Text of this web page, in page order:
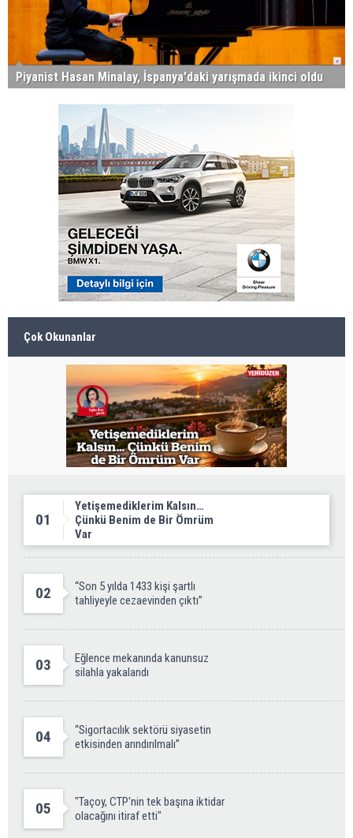
Piyanist Hasan Minalay, İspanya'daki yarışmada ikinci oldu
Çok Okunanlar
01
Yetişemediklerim Kalsın…
Çünkü Benim de Bir Ömrüm
Var
02
“Son 5 yılda 1433 kişi şartlı
tahliyeyle cezaevinden çıktı”
03
Eğlence mekanında kanunsuz
silahla yakalandı
04
“Sigortacılık sektörü siyasetin
etkisinden arındırılmalı”
05
"Taçoy, CTP'nin tek başına iktidar
olacağını itiraf etti"